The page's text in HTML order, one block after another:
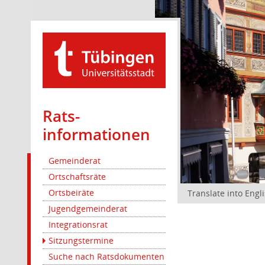
Rats­
informationen
Gemeinderat
Ortschaftsräte
Ortsbeiräte
Jugendgemeinderat
Integrationsrat
Sitzungstermine
Suche nach Ratsdokumenten
Translate into